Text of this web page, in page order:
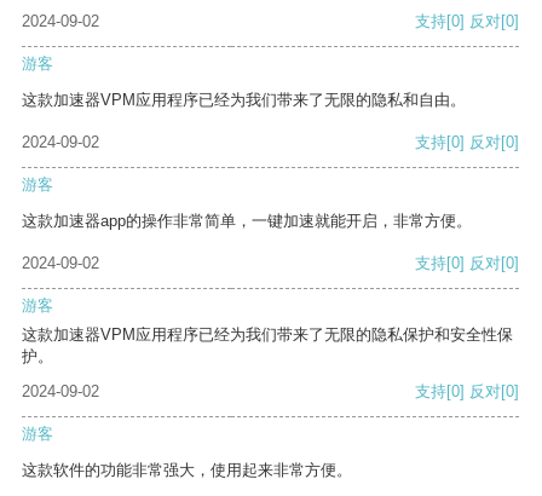
2024-09-02
支持[0] 反对[0]
游客
这款加速器VPM应用程序已经为我们带来了无限的隐私和自由。
2024-09-02 支持[0] 反对[0]
游客
这款加速器app的操作非常简单，一键加速就能开启，非常方便。
2024-09-02 支持[0] 反对[0]
游客
这款加速器VPM应用程序已经为我们带来了无限的隐私保护和安全性保
护。
2024-09-02
支持[0] 反对[0]
游客
这款软件的功能非常强大，使用起来非常方便。